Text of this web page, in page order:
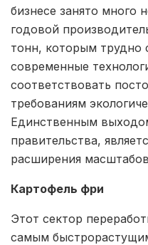
бизнесе занято много
годовой
тонн, которым трудно
современные
соответствовать
требованиям
Единственным
правительства,
расширения
Картофель фри
Этот сектор
самым